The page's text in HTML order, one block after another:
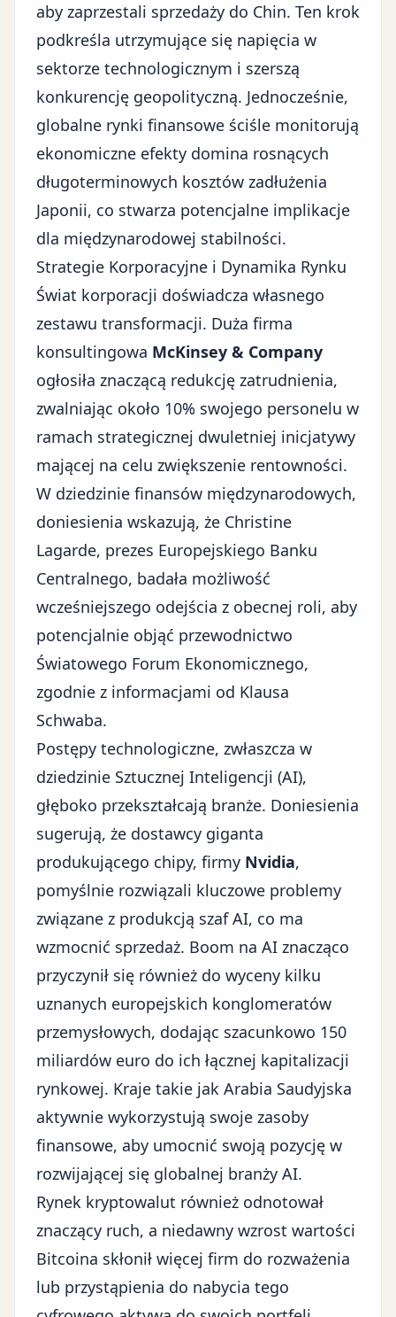
aby zaprzestali sprzedaży do Chin. Ten krok
podkreśla utrzymujące się napięcia w
sektorze technologicznym i szerszą
konkurencję geopolityczną. Jednocześnie,
globalne rynki finansowe ściśle monitorują
ekonomiczne efekty domina rosnących
długoterminowych kosztów zadłużenia
Japonii, co stwarza potencjalne implikacje
dla międzynarodowej stabilności.
Strategie Korporacyjne i Dynamika Rynku
Świat korporacji doświadcza własnego
zestawu transformacji. Duża firma
konsultingowa McKinsey & Company
ogłosiła znaczącą redukcję zatrudnienia,
zwalniając około 10% swojego personelu w
ramach strategicznej dwuletniej inicjatywy
mającej na celu zwiększenie rentowności.
W dziedzinie finansów międzynarodowych,
doniesienia wskazują, że Christine
Lagarde, prezes Europejskiego Banku
Centralnego, badała możliwość
wcześniejszego odejścia z obecnej roli, aby
potencjalnie objąć przewodnictwo
Światowego Forum Ekonomicznego,
zgodnie z informacjami od Klausa
Schwaba.
Postępy technologiczne, zwłaszcza w
dziedzinie Sztucznej Inteligencji (AI),
głęboko przekształcają branże. Doniesienia
sugerują, że dostawcy giganta
produkującego chipy, firmy Nvidia,
pomyślnie rozwiązali kluczowe problemy
związane z produkcją szaf AI, co ma
wzmocnić sprzedaż. Boom na AI znacząco
przyczynił się również do wyceny kilku
uznanych europejskich konglomeratów
przemysłowych, dodając szacunkowo 150
miliardów euro do ich łącznej kapitalizacji
rynkowej. Kraje takie jak Arabia Saudyjska
aktywnie wykorzystują swoje zasoby
finansowe, aby umocnić swoją pozycję w
rozwijającej się globalnej branży AI.
Rynek kryptowalut również odnotował
znaczący ruch, a niedawny wzrost wartości
Bitcoina skłonił więcej firm do rozważenia
lub przystąpienia do nabycia tego